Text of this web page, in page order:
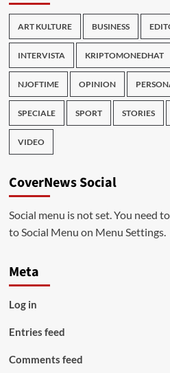
ART KULTURE BUSINESS
INTERVISTA KRIPTOMONEDHAT
NJOFTIME OPINION
SPECIALE SPORT STORIES
VIDEO
CoverNews Social
Social menu is not set. You need
to Social Menu on Menu Settings.
Meta
Log in
Entries feed
Comments feed